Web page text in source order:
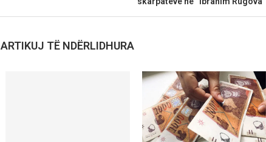
ARTIKUJ TË NDËRLIDHURA